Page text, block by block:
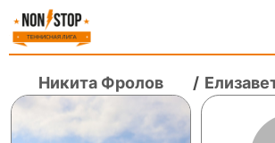
Никита Фролов /